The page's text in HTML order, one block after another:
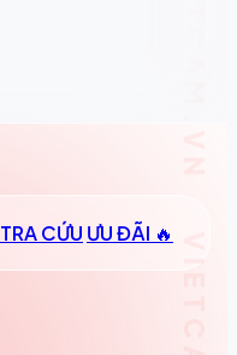
TRA CỨU ƯU ĐÃI 🔥